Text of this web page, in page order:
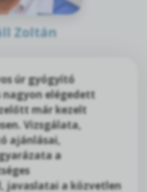
Zoltán
úr gyógyító
elégedett
már kezelt
Vizsgálata,
ajánlásai,
a
javaslatai a közvetlen